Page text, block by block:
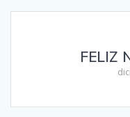
FELIZ